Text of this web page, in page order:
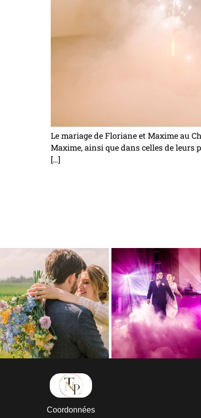
Le mariage de Floriane et Maxime au
Maxime, ainsi que dans celles de leurs
[…]
Coordonnées